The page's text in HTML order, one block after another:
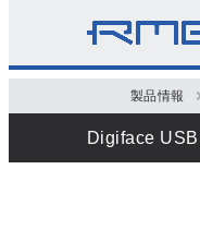
製品情報
Digiface USB